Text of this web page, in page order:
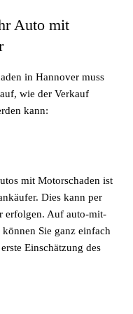
Auto mit
in Hannover muss
wie der Verkauf
kann:
mit Motorschaden ist
Dies kann per
erfolgen. Auf auto-mit-
Sie ganz einfach
Einschätzung des